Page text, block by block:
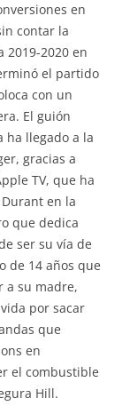
en
contar la
2019-2020 en
el partido
con un
El guión
ha llegado a la
gracias a
TV, que ha
en la
que dedica
ser su vía de
de 14 años que
a su madre,
por sacar
que
en
el combustible
Hill.